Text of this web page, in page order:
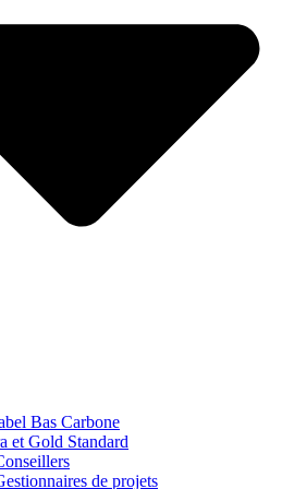
Bas Carbone
et Gold Standard
de projets